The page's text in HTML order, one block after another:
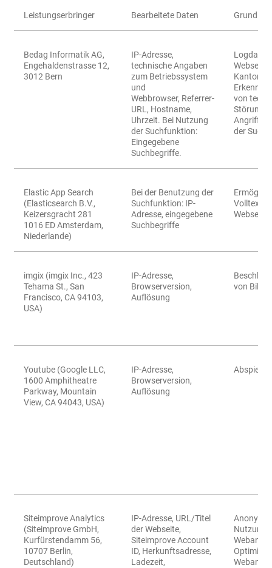
Leistungserbringer Bearbeitete Daten Grund
Bedag Informatik AG,
Engehaldenstrasse 12,
3012 Bern
IP-Adresse,
technische Angaben
zum Betriebssystem
und
Webbrowser, Referrer-
URL, Hostname,
Uhrzeit. Bei Nutzung
der Suchfunktion:
Eingegebene
Suchbegriffe.
Logdaten
Kantons
Erkennen
von
der
Elastic App Search
(Elasticsearch B.V.,
Keizersgracht 281
1016 ED Amsterdam,
Niederlande)
Bei der Benutzung der
Suchfunktion: IP-
Adresse, eingegebene
Suchbegriffe
Webseite
imgix (imgix Inc., 423
Tehama St., San
Francisco, CA 94103,
USA)
IP-Adresse,
Browserversion,
Auflösung
von
Youtube (Google LLC,
1600 Amphitheatre
Parkway, Mountain
View, CA 94043, USA)
IP-Adresse,
Browserversion,
Auflösung
Siteimprove Analytics
(Siteimprove GmbH,
Kurfürstendamm 56,
10707 Berlin,
Deutschland)
IP-Adresse, URL/Titel
der Webseite,
Siteimprove Account
ID, Herkunftsadresse,
Ladezeit,
Anonyme
Nutzung